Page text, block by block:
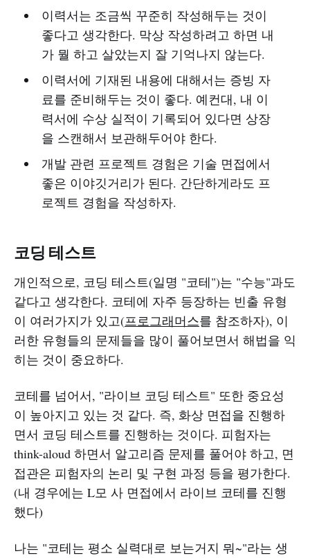
이력서는 조금씩 꾸준히 작성해두는 것이
좋다고 생각한다. 막상 작성하려고 하면 내
가 뭘 하고 살았는지 잘 기억나지 않는다.
이력서에 기재된 내용에 대해서는 증빙 자
료를 준비해두는 것이 좋다. 예컨대, 내 이
력서에 수상 실적이 기록되어 있다면 상장
을 스캔해서 보관해두어야 한다.
개발 관련 프로젝트 경험은 기술 면접에서
좋은 이야깃거리가 된다. 간단하게라도 프
로젝트 경험을 작성하자.
코딩 테스트
개인적으로, 코딩 테스트(일명 "코테")는 "수능"과도
같다고 생각한다. 코테에 자주 등장하는 빈출 유형
이 여러가지가 있고(프로그래머스를 참조하자), 이
러한 유형들의 문제들을 많이 풀어보면서 해법을 익
히는 것이 중요하다.
코테를 넘어서, "라이브 코딩 테스트" 또한 중요성
이 높아지고 있는 것 같다. 즉, 화상 면접을 진행하
면서 코딩 테스트를 진행하는 것이다. 피험자는
think-aloud 하면서 알고리즘 문제를 풀어야 하고, 면
접관은 피험자의 논리 및 구현 과정 등을 평가한다.
(내 경우에는 L모 사 면접에서 라이브 코테를 진행
했다)
나는 "코테는 평소 실력대로 보는거지 뭐~"라는 생